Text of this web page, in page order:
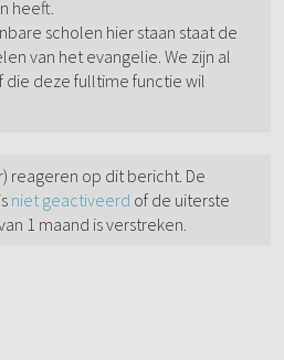
heeft.
scholen hier staan staat de
van het evangelie. We zijn al
die deze fulltime functie wil
reageren op dit bericht. De
niet geactiveerd of de uiterste
1 maand is verstreken.